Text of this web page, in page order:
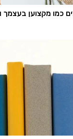
כמו מקצוען